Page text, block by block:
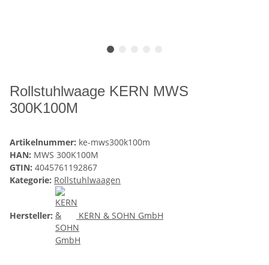
Rollstuhlwaage KERN MWS
300K100M
Artikelnummer: ke-mws300k100m
HAN: MWS 300K100M
GTIN: 4045761192867
Kategorie: Rollstuhlwaagen
Hersteller: KERN & SOHN GmbH